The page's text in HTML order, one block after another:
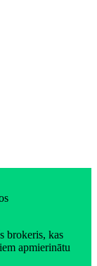
brokeris, kas
apmierinātu